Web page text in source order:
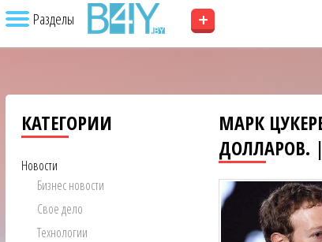
Разделы +
КАТЕГОРИИ
Новости
Бизнес новости
Свое дело
Технологии
МАРК
ДОЛЛАРОВ. |